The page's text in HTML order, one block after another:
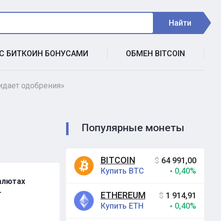
Найти
БИТКОИН БОНУСАМИ ОБМЕН BITCOIN
одобрения»
Популярные монеты
BITCOIN
Купить BTC
$ 64 991,00
0,40%
ETHEREUM
Купить ETH
$ 1 914,91
0,40%